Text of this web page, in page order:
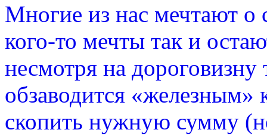
Многие из нас мечтают о
кого-то мечты так и
несмотря на дороговизну
обзаводится
скопить нужную сумму